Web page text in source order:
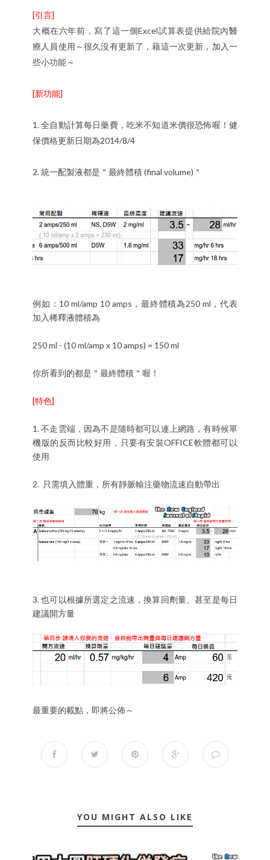
[引言]
大概在六年前，寫了這一個Excel試算表提供給院內醫
療人員使用～很久沒有更新了，藉這一次更新，加入一
些小功能～
[新功能]
1. 全自動計算每日藥費，吃米不知道米價很恐怖喔！健
保價格更新日期為2014/8/4
2. 統一配製液都是＂最終體積 (final volume)＂
例如：10 ml/amp 10 amps，最終體積為250 ml，代表
加入稀釋液體積為
250 ml - (10 ml/amp x 10 amps) = 150 ml
你所看到的都是＂最終體積＂喔！
[特色]
1. 不走雲端，因為不是隨時都可以連上網路，有時候單
機版的反而比較好用，只要有安裝OFFICE軟體都可以
使用
2. 只需填入體重，所有靜脈輸注藥物流速自動帶出
3. 也可以根據所選定之流速，換算回劑量、甚至是每日
建議開方量
最重要的載點，即將公佈～
YOU MIGHT ALSO LIKE